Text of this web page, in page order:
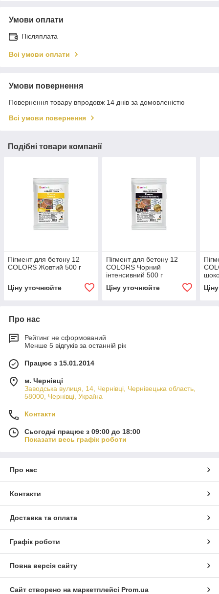
Умови оплати
Післяплата
Всі умови оплати
Умови повернення
Повернення товару впродовж 14 днів за домовленістю
Всі умови повернення
Подібні товари компанії
Пігмент для бетону 12
COLORS Жовтий 500 г
Ціну уточнюйте
Пігмент для бетону 12
COLORS Чорний
інтенсивний 500 г
Ціну уточнюйте
Про нас
Рейтинг не сформований
Менше 5 відгуків за останній рік
Працює з 15.01.2014
м. Чернівці
Заводська вулиця, 14, Чернівці, Чернівецька область,
58000, Чернівці, Україна
Контакти
Сьогодні працює з 09:00 до 18:00
Показати весь графік роботи
Про нас
Контакти
Доставка та оплата
Графік роботи
Повна версія сайту
Сайт створено на маркетплейсі Prom.ua